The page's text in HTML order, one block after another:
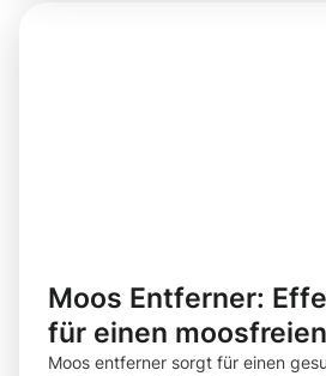
Moos Entferner:
für einen
Moos entferner sorgt für einen